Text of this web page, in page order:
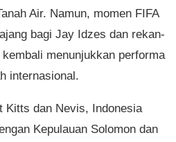
Air. Namun, momen FIFA
bagi Jay Idzes dan rekan-
menunjukkan performa
internasional.
Kitts dan Nevis, Indonesia
Kepulauan Solomon dan